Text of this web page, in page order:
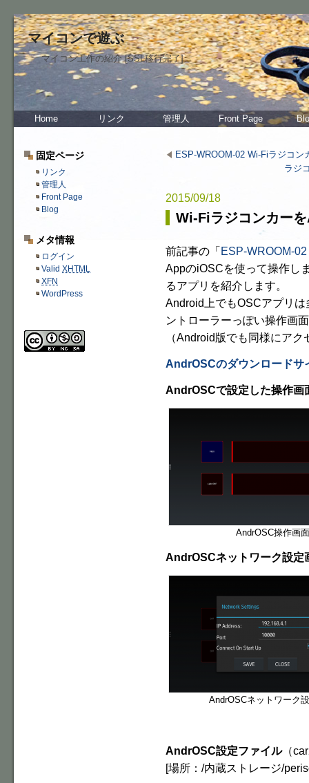
マイコンで遊ぶ
マイコン工作の紹介 [SSL移行完了]
Home リンク 管理人 Front Page
ESP-WROOM-02 Wi-Fiラジコン
ラジ
2015/09/18
Wi-Fiラジコンカー
前記事の「ESP-WROOM-
AppのiOSCを使って操作し
るアプリを紹介します。
Android上でもOSCアプリ
ントローラーっぽい操作画
（Android版でも同様にア
AndrOSCのダウンロードサ
AndrOSCで設定した操作画
AndrOSC操作画面
AndrOSCネットワーク設定
AndrOSCネットワーク
AndrOSC設定ファイル（
[場所：/内蔵ストレージ/
固定ページ
リンク
管理人
Front Page
Blog
メタ情報
ログイン
Valid XHTML
XFN
WordPress